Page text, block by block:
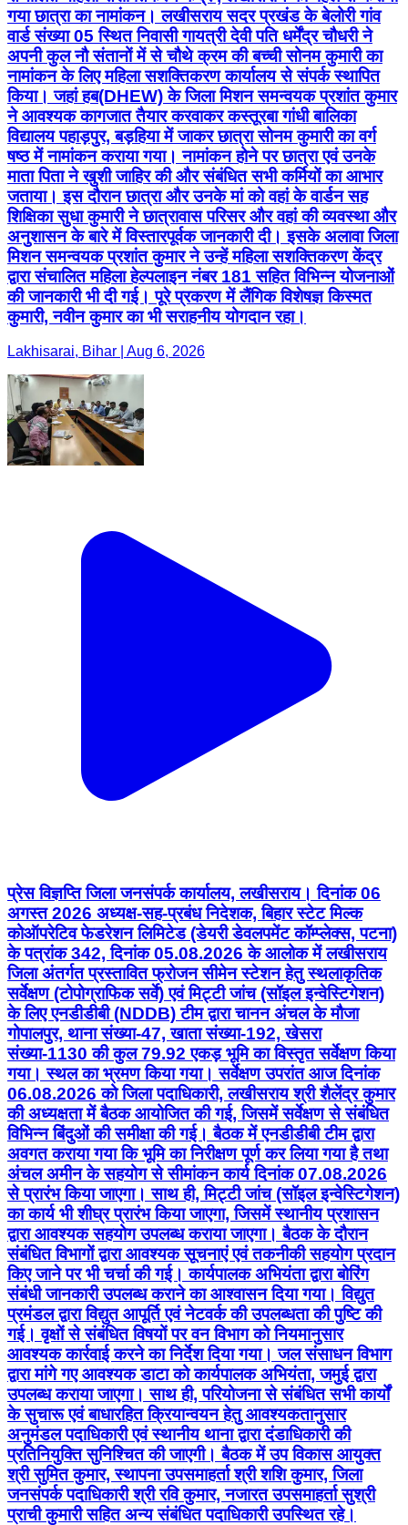
गया छात्रा का नामांकन। लखीसराय सदर प्रखंड के बेलोरी गांव
वार्ड संख्या 05 स्थित निवासी गायत्री देवी पति धर्मेंद्र चौधरी ने
अपनी कुल नौ संतानों में से चौथे क्रम की बच्ची सोनम कुमारी का
नामांकन के लिए महिला सशक्तिकरण कार्यालय से संपर्क स्थापित
किया। जहां हब(DHEW) के जिला मिशन समन्वयक प्रशांत कुमार
ने आवश्यक कागजात तैयार करवाकर कस्तूरबा गांधी बालिका
विद्यालय पहाड़पुर, बड़हिया में जाकर छात्रा सोनम कुमारी का वर्ग
षष्ठ में नामांकन कराया गया। नामांकन होने पर छात्रा एवं उनके
माता पिता ने खुशी जाहिर की और संबंधित सभी कर्मियों का आभार
जताया। इस दौरान छात्रा और उनके मां को वहां के वार्डन सह
शिक्षिका सुधा कुमारी ने छात्रावास परिसर और वहां की व्यवस्था और
अनुशासन के बारे में विस्तारपूर्वक जानकारी दी। इसके अलावा जिला
मिशन समन्वयक प्रशांत कुमार ने उन्हें महिला सशक्तिकरण केंद्र
द्वारा संचालित महिला हेल्पलाइन नंबर 181 सहित विभिन्न योजनाओं
की जानकारी भी दी गई। पूरे प्रकरण में लैंगिक विशेषज्ञ किस्मत
कुमारी, नवीन कुमार का भी सराहनीय योगदान रहा।
Lakhisarai, Bihar | Aug 6, 2026
प्रेस विज्ञप्ति जिला जनसंपर्क कार्यालय, लखीसराय। दिनांक 06
अगस्त 2026 अध्यक्ष-सह-प्रबंध निदेशक, बिहार स्टेट मिल्क
कोऑपरेटिव फेडरेशन लिमिटेड (डेयरी डेवलपमेंट कॉम्प्लेक्स, पटना)
के पत्रांक 342, दिनांक 05.08.2026 के आलोक में लखीसराय
जिला अंतर्गत प्रस्तावित फ्रोजन सीमेन स्टेशन हेतु स्थलाकृतिक
सर्वेक्षण (टोपोग्राफिक सर्वे) एवं मिट्टी जांच (सॉइल इन्वेस्टिगेशन)
के लिए एनडीडीबी (NDDB) टीम द्वारा चानन अंचल के मौजा
गोपालपुर, थाना संख्या-47, खाता संख्या-192, खेसरा
संख्या-1130 की कुल 79.92 एकड़ भूमि का विस्तृत सर्वेक्षण किया
गया। स्थल का भ्रमण किया गया। सर्वेक्षण उपरांत आज दिनांक
06.08.2026 को जिला पदाधिकारी, लखीसराय श्री शैलेंद्र कुमार
की अध्यक्षता में बैठक आयोजित की गई, जिसमें सर्वेक्षण से संबंधित
विभिन्न बिंदुओं की समीक्षा की गई। बैठक में एनडीडीबी टीम द्वारा
अवगत कराया गया कि भूमि का निरीक्षण पूर्ण कर लिया गया है तथा
अंचल अमीन के सहयोग से सीमांकन कार्य दिनांक 07.08.2026
से प्रारंभ किया जाएगा। साथ ही, मिट्टी जांच (सॉइल इन्वेस्टिगेशन)
का कार्य भी शीघ्र प्रारंभ किया जाएगा, जिसमें स्थानीय प्रशासन
द्वारा आवश्यक सहयोग उपलब्ध कराया जाएगा। बैठक के दौरान
संबंधित विभागों द्वारा आवश्यक सूचनाएं एवं तकनीकी सहयोग प्रदान
किए जाने पर भी चर्चा की गई। कार्यपालक अभियंता द्वारा बोरिंग
संबंधी जानकारी उपलब्ध कराने का आश्वासन दिया गया। विद्युत
प्रमंडल द्वारा विद्युत आपूर्ति एवं नेटवर्क की उपलब्धता की पुष्टि की
गई। वृक्षों से संबंधित विषयों पर वन विभाग को नियमानुसार
आवश्यक कार्रवाई करने का निर्देश दिया गया। जल संसाधन विभाग
द्वारा मांगे गए आवश्यक डाटा को कार्यपालक अभियंता, जमुई द्वारा
उपलब्ध कराया जाएगा। साथ ही, परियोजना से संबंधित सभी कार्यों
के सुचारू एवं बाधारहित क्रियान्वयन हेतु आवश्यकतानुसार
अनुमंडल पदाधिकारी एवं स्थानीय थाना द्वारा दंडाधिकारी की
प्रतिनियुक्ति सुनिश्चित की जाएगी। बैठक में उप विकास आयुक्त
श्री सुमित कुमार, स्थापना उपसमाहर्ता श्री शशि कुमार, जिला
जनसंपर्क पदाधिकारी श्री रवि कुमार, नजारत उपसमाहर्ता सुश्री
प्राची कुमारी सहित अन्य संबंधित पदाधिकारी उपस्थित रहे।